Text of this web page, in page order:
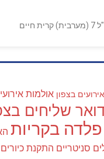
בצפון אולמות
שליחים
בקריות
סניטריים התקנת כיורים